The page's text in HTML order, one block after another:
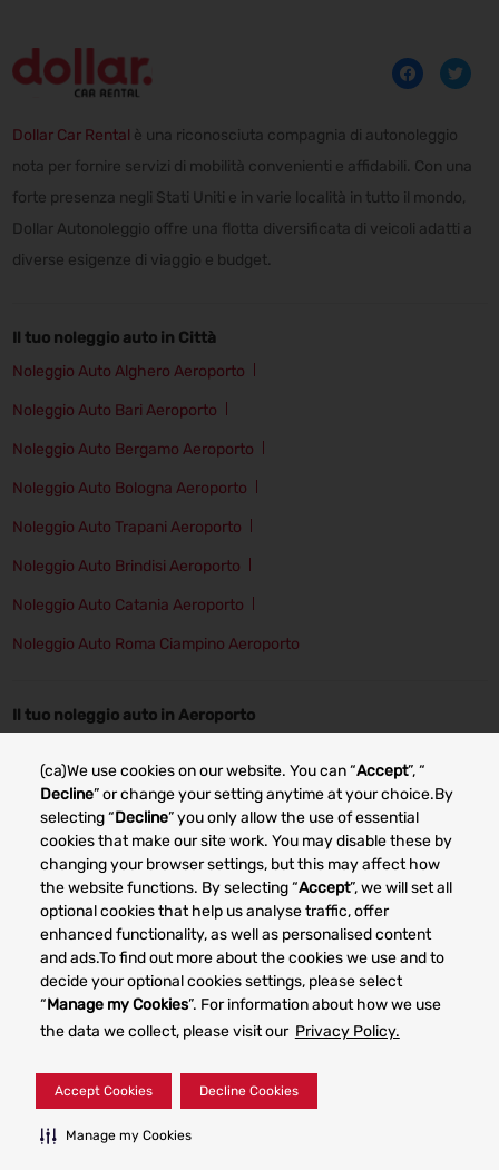
(ca)We use cookies on our website. You can “Accept”, “
Decline” or change your setting anytime at your choice.By
selecting “Decline” you only allow the use of essential
cookies that make our site work. You may disable these by
changing your browser settings, but this may affect how
the website functions. By selecting “Accept”, we will set all
optional cookies that help us analyse traffic, offer
enhanced functionality, as well as personalised content
and ads.To find out more about the cookies we use and to
decide your optional cookies settings, please select
“Manage my Cookies”. For information about how we use
the data we collect, please visit our Privacy Policy.
Accept Cookies Decline Cookies
Manage my Cookies
Dollar Car Rental è una riconosciuta compagnia di autonoleggio
nota per fornire servizi di mobilità convenienti e affidabili. Con una
forte presenza negli Stati Uniti e in varie località in tutto il mondo,
Dollar Autonoleggio offre una flotta diversificata di veicoli adatti a
diverse esigenze di viaggio e budget.
Il tuo noleggio auto in Città
Noleggio Auto Alghero Aeroporto
Noleggio Auto Bari Aeroporto
Noleggio Auto Bergamo Aeroporto
Noleggio Auto Bologna Aeroporto
Noleggio Auto Trapani Aeroporto
Noleggio Auto Brindisi Aeroporto
Noleggio Auto Catania Aeroporto
Noleggio Auto Roma Ciampino Aeroporto
Il tuo noleggio auto in Aeroporto
Noleggio auto Bologna Noleggio auto Cagliari
Noleggio auto Catania Noleggio auto Trapani
Noleggio auto Genova Noleggio auto Milano
Other car rental markets
© 2023 Dollar Rent a Car System, Inc. Privacy Policy -
Your Privacy Rights Terms of Use